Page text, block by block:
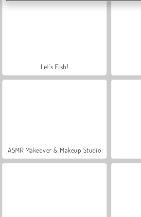
Let's Fish!
ASMR Makeover & Makeup Studio